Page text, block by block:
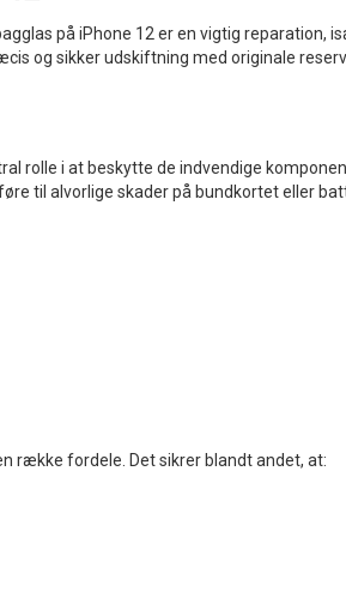
på iPhone 12 er en vigtig reparation,
og sikker udskiftning med originale
rolle i at beskytte de indvendige
til alvorlige skader på bundkortet eller
række fordele. Det sikrer blandt andet, at: